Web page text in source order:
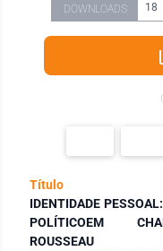
DOWNLOADS 18
Título
IDENTIDADE
POLÍTICOEM
ROUSSEAU